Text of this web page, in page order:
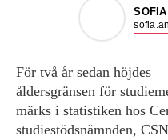
För två år sedan höjdes
åldersgränsen för
märks i statistiken hos
studiestödsnämnden,